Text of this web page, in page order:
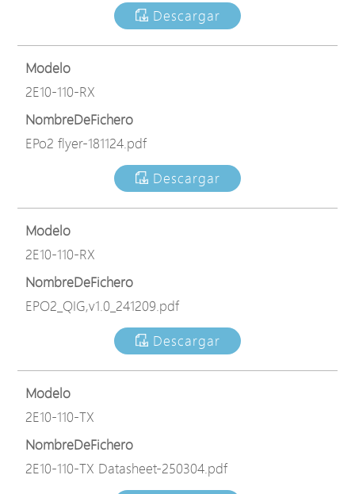
Descargar
Modelo
2E10-110-RX
NombreDeFichero
EPo2 flyer-181124.pdf
Descargar
Modelo
2E10-110-RX
NombreDeFichero
EPO2_QIG,v1.0_241209.pdf
Descargar
Modelo
2E10-110-TX
NombreDeFichero
2E10-110-TX Datasheet-250304.pdf